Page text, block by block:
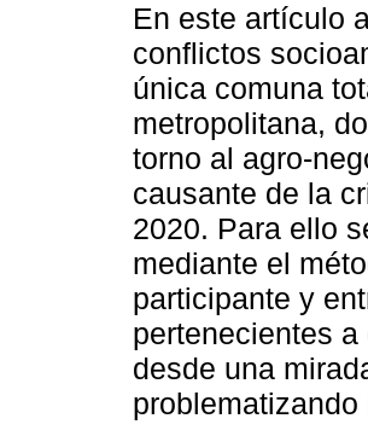
En este artículo
conflictos
única comuna
metropolitana,
torno al agro-
causante de la
2020. Para ello
mediante el
participante y
pertenecientes
desde una